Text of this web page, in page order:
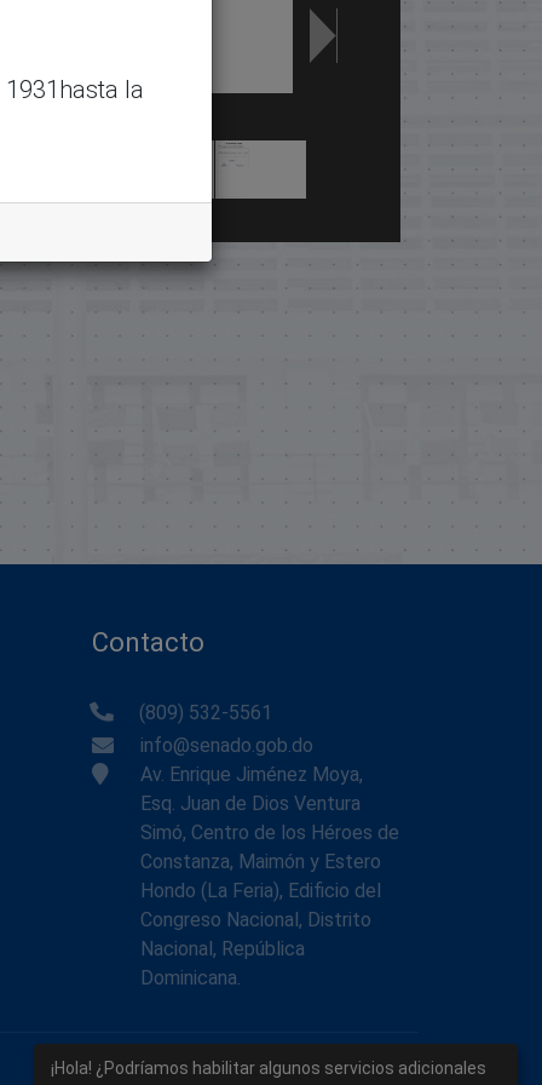
Contacto
(809) 532-5561
info@senado.gob.do
Av. Enrique Jiménez Moya,
Esq. Juan de Dios Ventura
Simó, Centro de los Héroes de
Constanza, Maimón y Estero
Hondo (La Feria), Edificio del
Congreso Nacional, Distrito
Nacional, República
Dominicana.
la
¡Hola! ¿Podríamos habilitar algunos servicios adicionales